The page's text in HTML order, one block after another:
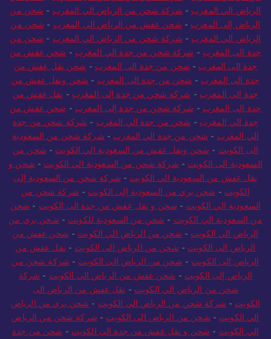
الرياض إلى المغرب -شحن عفش من الرياض الى المغرب- شحن من
الرياض الي المغرب- شركة شحن من الرياض الي المغرب -شحن من
جدة الى المغرب-شركة شحن من جدة الي المغرب-شحن عفش من
جدة الى المغرب-شحن من جدة الى المغرب-شحن نقل عفش من
جدة الى المغرب- شحن من جدة الى المغرب- شحن ونقل عفش من
جدة الي المغرب -شركة شحن من جدة إلى المغرب-نقل عفش من
جدة الى المغرب- شركة شحن من جدة إلى المغرب- شحن عفش من
جدة الي المغرب-شحن من جدة الي المغرب-شركة شحن من جدة
الي المغرب-شحن من جدة الي المغرب-شركة شحن من السعودية
الى الكويت- شحن ونقل عفش من السعودية الي الكويت-شحن من
السعودية الى الكويت-شركة شحن من السعودية الي الكويت-شحن و
نقل عفش من السعودية الي الكويت-شركة شحن من السعودية إلى
الكويت-شحن بري من السعودية إلى الكويت-شركة شحن من
السعودية الي الكويت-شحن و نقل عفش من جدة الى الكويت-شحن
من السعودية الي الكويت-شحن من السعودية للكويت-شحن بري من
الرياض الي الكويت-شحن من الرياض الي الكويت-شحن عفش من
الرياض الى الكويت -شحن من الرياض الى الكويت -نقل عفش من
الرياض الى الكويت-شحن من الرياض الى الكويت-شركة شحن من
الرياض إلى الكويت -شحن عفش من الرياض الي الكويت-شركة
شحن من الرياض الي الكويت-نقل عفش من الرياض الى
الكويت-شركة شحن من الرياض الي الكويت-شحن بري من الرياض
الي الكويت-شحن من الرياض الى الكويت- شركة شحن من الرياض
الي الكويت -شحن و نقل عفش من جدة الى الكويت-شحن من جدة
الى الكويت -نقل عفش من جدة الى الكويت-شركة شحن من جدة